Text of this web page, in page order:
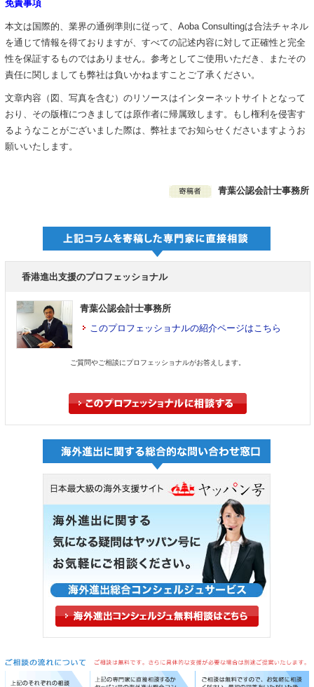
免責事項
本文は国際的、業界の通例準則に従って、Aoba Consultingは合法チャネル
を通じて情報を得ておりますが、すべての記述内容に対して正確性と完全
性を保証するものではありません。参考としてご使用いただき、またその
責任に関しましても弊社は負いかねますことご了承ください。
文章内容（図、写真を含む）のリソースはインターネットサイトとなって
おり、その版権につきましては原作者に帰属致します。もし権利を侵害す
るようなことがございました際は、弊社までお知らせくださいますようお
願いいたします。
青葉公認会計士事務所
香港進出支援のプロフェッショナル
青葉公認会計士事務所
このプロフェッショナルの紹介ページはこちら
ご質問やご相談にプロフェッショナルがお答えします。